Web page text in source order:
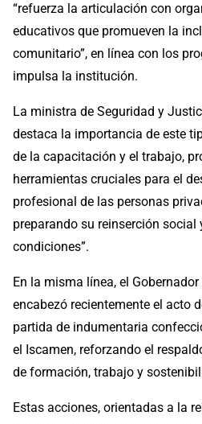
“refuerza la articulación con
educativos que promueven la
comunitario”, en línea con los
impulsa la institución.
La ministra de Seguridad y
destaca la importancia de este
de la capacitación y el trabajo,
herramientas cruciales para el
profesional de las personas
preparando su reinserción
condiciones”.
En la misma línea, el
encabezó recientemente el acto
partida de indumentaria
el Iscamen, reforzando el
de formación, trabajo y
Estas acciones, orientadas a la